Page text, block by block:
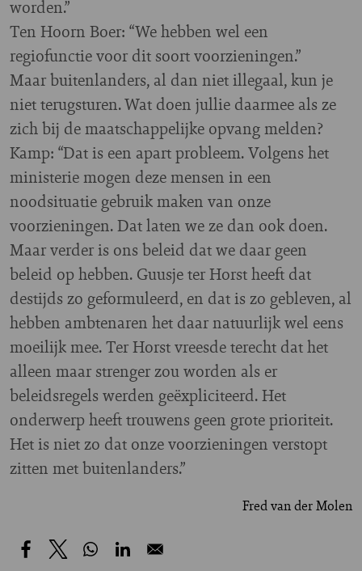
worden.”
Ten Hoorn Boer: “We hebben wel een
regiofunctie voor dit soort voorzieningen.”
Maar buitenlanders, al dan niet illegaal, kun je
niet terugsturen. Wat doen jullie daarmee als ze
zich bij de maatschappelijke opvang melden?
Kamp: “Dat is een apart probleem. Volgens het
ministerie mogen deze mensen in een
noodsituatie gebruik maken van onze
voorzieningen. Dat laten we ze dan ook doen.
Maar verder is ons beleid dat we daar geen
beleid op hebben. Guusje ter Horst heeft dat
destijds zo geformuleerd, en dat is zo gebleven, al
hebben ambtenaren het daar natuurlijk wel eens
moeilijk mee. Ter Horst vreesde terecht dat het
alleen maar strenger zou worden als er
beleidsregels werden geëxpliciteerd. Het
onderwerp heeft trouwens geen grote prioriteit.
Het is niet zo dat onze voorzieningen verstopt
zitten met buitenlanders.”
Fred van der Molen